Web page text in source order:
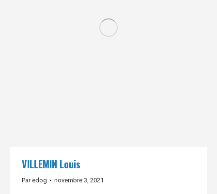
VILLEMIN Louis
Paredog novembre 3, 2021